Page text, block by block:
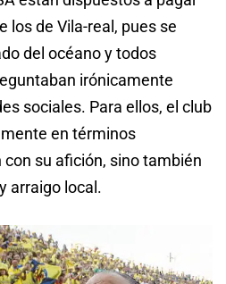
los de Vila-real, pues se
del océano y todos
irónicamente
sociales. Para ellos, el club
en términos
su afición, sino también
arraigo local.